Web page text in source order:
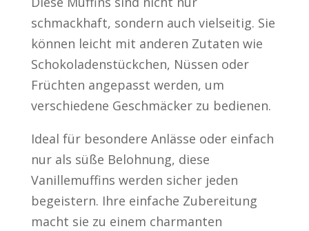
schmackhaft, sondern auch vielseitig. Sie
können leicht mit anderen Zutaten wie
Schokoladenstückchen, Nüssen oder
Früchten angepasst werden, um
verschiedene Geschmäcker zu bedienen.
Ideal für besondere Anlässe oder einfach
nur als süße Belohnung, diese
Vanillemuffins werden sicher jeden
begeistern. Ihre einfache Zubereitung
macht sie zu einem charmanten